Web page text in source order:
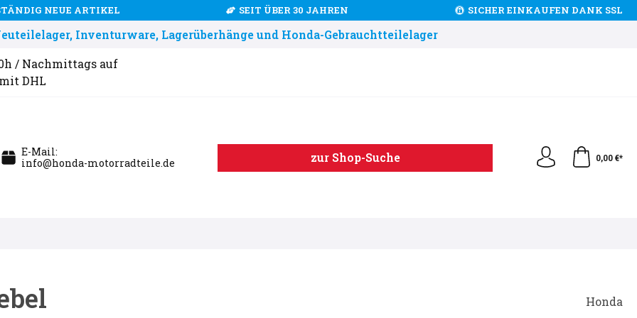
NEUE ARTIKEL SEIT ÜBER 30 JAHREN SICHER EINKAUFEN DANK SSL
Inventurware, Lagerüberhänge und Honda-Gebrauchtteilelager
/ Nachmittags auf
DHL
E-Mail:
info@honda-motorradteile.de
zur Shop-Suche 0,00 €*
Honda